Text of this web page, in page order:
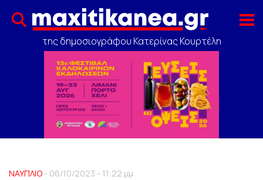
της δημοσιογράφου Κατερίνας Κουρτέλη
ΝΑΥΠΛΙΟ - 06/10/2023 - 11:22 μμ